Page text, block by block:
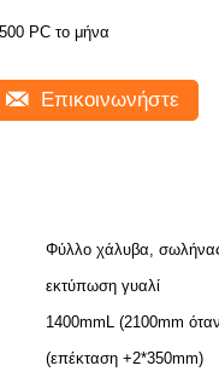
PC το μήνα
Επικοινωνήστε
Φύλλο χάλυβα, σωλήνας
εκτύπωση γυαλί
1400mmL (2100mm
(επέκταση +2*350mm)